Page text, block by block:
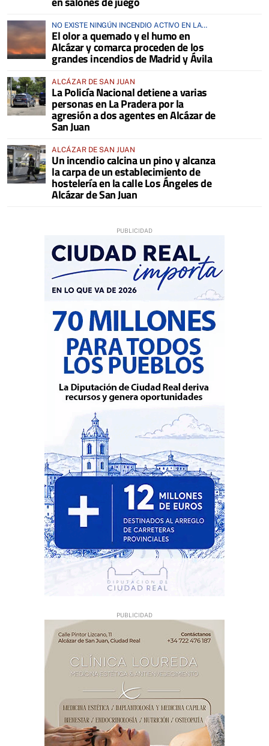
NO EXISTE NINGÚN INCENDIO ACTIVO EN LA
COMARCA
El olor a quemado y el humo en
Alcázar y comarca proceden de los
grandes incendios de Madrid y Ávila
ALCÁZAR DE SAN JUAN
La Policía Nacional detiene a varias
personas en La Pradera por la
agresión a dos agentes en Alcázar de
San Juan
ALCÁZAR DE SAN JUAN
Un incendio calcina un pino y alcanza
la carpa de un establecimiento de
hostelería en la calle Los Ángeles de
Alcázar de San Juan